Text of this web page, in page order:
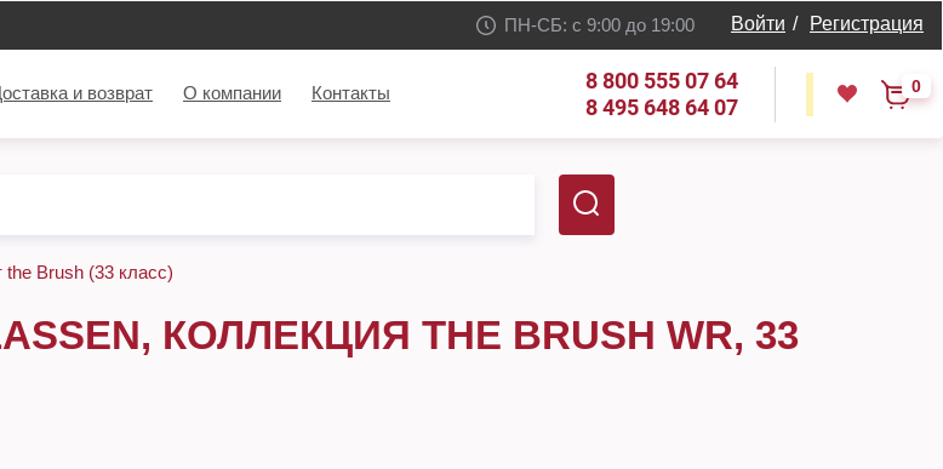
ПН-СБ: с 9:00 до 19:00 Войти / Регистрация
и возврат О компании Контакты
8 800 555 07 64
8 495 648 64 07
0
the Brush (33 класс)
КОЛЛЕКЦИЯ THE BRUSH WR, 33